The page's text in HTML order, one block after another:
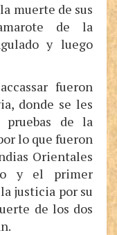
muerte de sus
de la
y luego
fueron
donde se les
pruebas de la
lo que fueron
Orientales
y el primer
justicia por su
de los dos